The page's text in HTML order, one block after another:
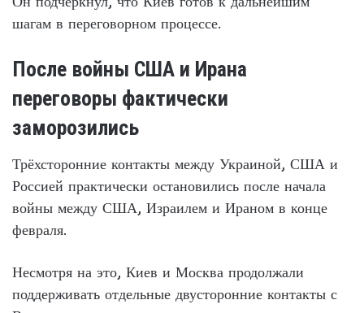
шагам в переговорном процессе.
После войны США и Ирана
переговоры фактически
заморозились
Трёхсторонние контакты между Украиной, США и
Россией практически остановились после начала
войны между США, Израилем и Ираном в конце
февраля.
Несмотря на это, Киев и Москва продолжали
поддерживать отдельные двусторонние контакты с